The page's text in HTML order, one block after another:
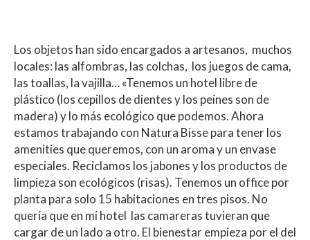
Los objetos han sido encargados a artesanos, muchos
locales: las alfombras, las colchas, los juegos de cama,
las toallas, la vajilla… «Tenemos un hotel libre de
plástico (los cepillos de dientes y los peines son de
madera) y lo más ecológico que podemos. Ahora
estamos trabajando con Natura Bisse para tener los
amenities que queremos, con un aroma y un envase
especiales. Reciclamos los jabones y los productos de
limpieza son ecológicos (risas). Tenemos un office por
planta para solo 15 habitaciones en tres pisos. No
quería que en mi hotel las camareras tuvieran que
cargar de un lado a otro. El bienestar empieza por el del